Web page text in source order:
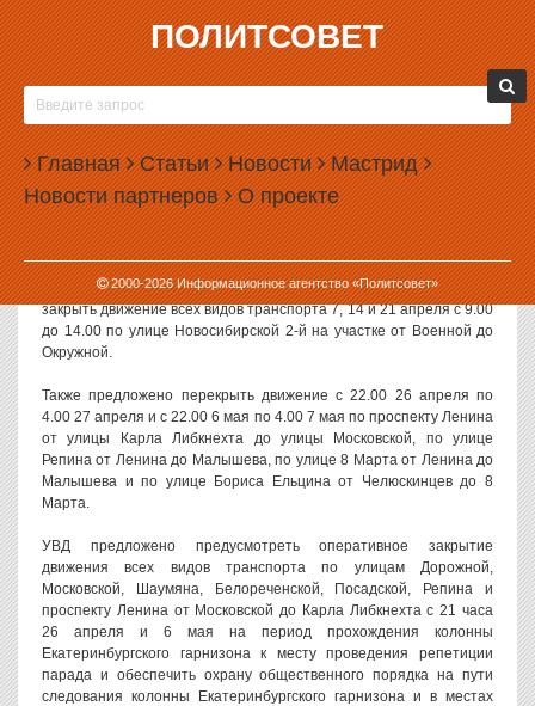
ПОЛИТСОВЕТ
Главная Статьи Новости Мастрид
Новости партнеров О проекте
2000-2026Информационное агентство «Политсовет»
05.04.2010, 11:29
В ЕКАТЕРИНБУРГЕ ОГЛАШЕН СПИСОК УЛИЦ,
НА КОТОРЫХ В БЛИЖАЙШИЕ ДНИ МОЖНО
ПОПАСТЬ ПОД ТАНК
Мэр Екатеринбурга Аркадий Чернецкий подписал постановление
«О закрытии движения транспорта на период подготовки
Екатеринбургского гарнизона к параду».
В рамках документа мэр рекомендовал УВД по Екатеринбургу
закрыть движение всех видов транспорта 7, 14 и 21 апреля с 9.00
до 14.00 по улице Новосибирской 2-й на участке от Военной до
Окружной.
Также предложено перекрыть движение с 22.00 26 апреля по
4.00 27 апреля и с 22.00 6 мая по 4.00 7 мая по проспекту Ленина
от улицы Карла Либкнехта до улицы Московской, по улице
Репина от Ленина до Малышева, по улице 8 Марта от Ленина до
Малышева и по улице Бориса Ельцина от Челюскинцев до 8
Марта.
УВД предложено предусмотреть оперативное закрытие
движения всех видов транспорта по улицам Дорожной,
Московской, Шаумяна, Белореченской, Посадской, Репина и
проспекту Ленина от Московской до Карла Либкнехта с 21 часа
26 апреля и 6 мая на период прохождения колонны
Екатеринбургского гарнизона к месту проведения репетиции
парада и обеспечить охрану общественного порядка на пути
следования колонны Екатеринбургского гарнизона и в местах